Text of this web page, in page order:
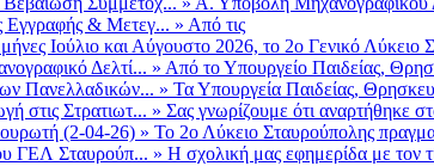
Εγγραφής & Μετεγ... » Από τις
Ιούλιο και Αύγουστο 2026, το 2ο Γενικό Λύκειο
Δελτί... » Από το Υπουργείο Παιδείας,
Πανελλαδικών... » Τα Υπουργεία Παιδείας,
στις Στρατιωτ... » Σας γνωρίζουμε ότι αναρτήθηκε
(2-04-26) » Το 2ο Λύκειο Σταυρούπολης
ΓΕΛ Σταυρούπ... » Η σχολική μας εφημερίδα με τον